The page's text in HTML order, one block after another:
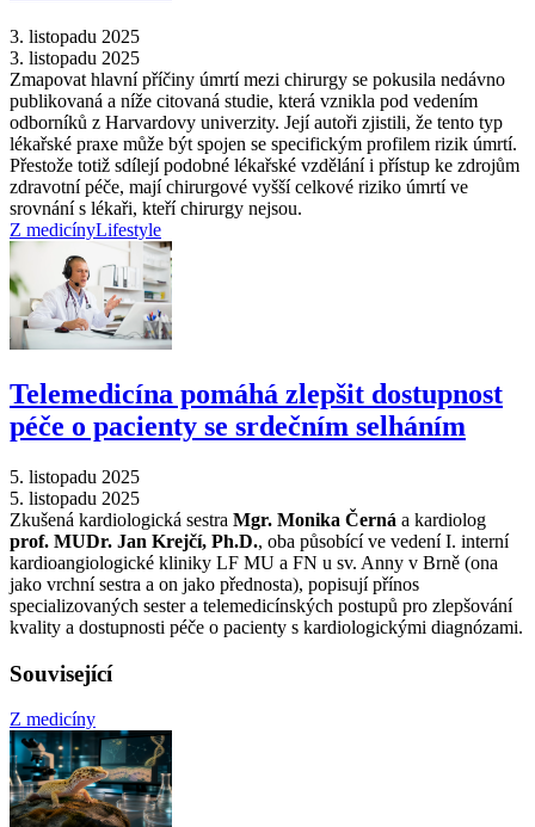
3. listopadu 2025
3. listopadu 2025
Zmapovat hlavní příčiny úmrtí mezi chirurgy se pokusila nedávno
publikovaná a níže citovaná studie, která vznikla pod vedením
odborníků z Harvardovy univerzity. Její autoři zjistili, že tento typ
lékařské praxe může být spojen se specifickým profilem rizik úmrtí.
Přestože totiž sdílejí podobné lékařské vzdělání i přístup ke zdrojům
zdravotní péče, mají chirurgové vyšší celkové riziko úmrtí ve
srovnání s lékaři, kteří chirurgy nejsou.
Z medicínyLifestyle
Telemedicína pomáhá zlepšit dostupnost
péče o pacienty se srdečním selháním
5. listopadu 2025
5. listopadu 2025
Zkušená kardiologická sestra Mgr. Monika Černá a kardiolog
prof. MUDr. Jan Krejčí, Ph.D., oba působící ve vedení I. interní
kardioangiologické kliniky LF MU a FN u sv. Anny v Brně (ona
jako vrchní sestra a on jako přednosta), popisují přínos
specializovaných sester a telemedicínských postupů pro zlepšování
kvality a dostupnosti péče o pacienty s kardiologickými diagnózami.
Související
Z medicíny